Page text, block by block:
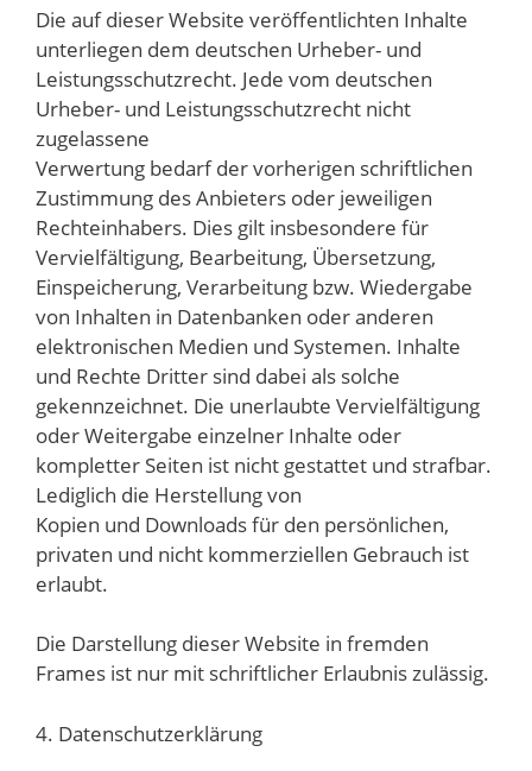
Die auf dieser Website veröffentlichten Inhalte
unterliegen dem deutschen Urheber- und
Leistungsschutzrecht. Jede vom deutschen
Urheber- und Leistungsschutzrecht nicht
zugelassene
Verwertung bedarf der vorherigen schriftlichen
Zustimmung des Anbieters oder jeweiligen
Rechteinhabers. Dies gilt insbesondere für
Vervielfältigung, Bearbeitung, Übersetzung,
Einspeicherung, Verarbeitung bzw. Wiedergabe
von Inhalten in Datenbanken oder anderen
elektronischen Medien und Systemen. Inhalte
und Rechte Dritter sind dabei als solche
gekennzeichnet. Die unerlaubte Vervielfältigung
oder Weitergabe einzelner Inhalte oder
kompletter Seiten ist nicht gestattet und strafbar.
Lediglich die Herstellung von
Kopien und Downloads für den persönlichen,
privaten und nicht kommerziellen Gebrauch ist
erlaubt.
Die Darstellung dieser Website in fremden
Frames ist nur mit schriftlicher Erlaubnis zulässig.
4. Datenschutzerklärung